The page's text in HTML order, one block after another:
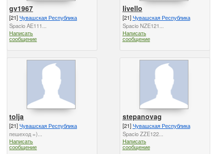
gv1967
[21]Чувашская Республика
Spacio AE111...
Написать
сообщение
livello
[21]Чувашская Республика
Spacio NZE121...
Написать
сообщение
tolja
[21]Чувашская Республика
пешеход =)...
Написать
сообщение
stepanovag
[21]Чувашская Республика
Spacio ZZE122...
Написать
сообщение